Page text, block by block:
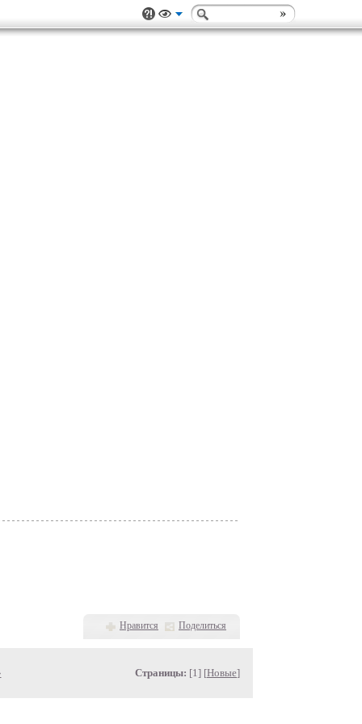
Нравится Поделиться
Страницы: [1] [Новые]